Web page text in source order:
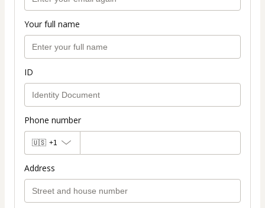
Your full name
ID
Phone number
🇺🇸 +1
Address